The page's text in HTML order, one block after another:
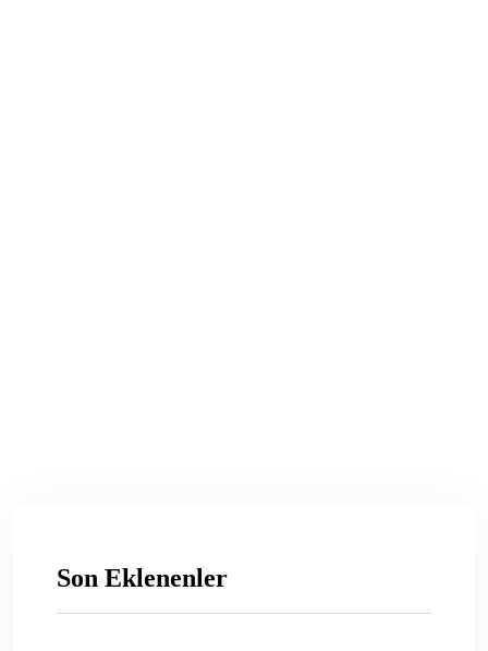
Son Eklenenler